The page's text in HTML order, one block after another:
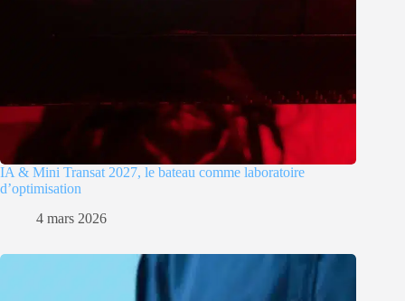
IA & Mini Transat 2027, le bateau comme laboratoire
d’optimisation
4 mars 2026